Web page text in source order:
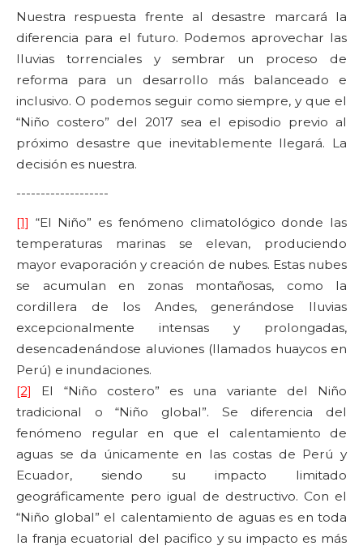
Nuestra respuesta frente al desastre marcará la
diferencia para el futuro. Podemos aprovechar las
lluvias torrenciales y sembrar un proceso de
reforma para un desarrollo más balanceado e
inclusivo. O podemos seguir como siempre, y que el
“Niño costero” del 2017 sea el episodio previo al
próximo desastre que inevitablemente llegará. La
decisión es nuestra.
-------------------
[1] “El Niño” es fenómeno climatológico donde las
temperaturas marinas se elevan, produciendo
mayor evaporación y creación de nubes. Estas nubes
se acumulan en zonas montañosas, como la
cordillera de los Andes, generándose lluvias
excepcionalmente intensas y prolongadas,
desencadenándose aluviones (llamados huaycos en
Perú) e inundaciones.
[2]
El “Niño costero” es una variante del Niño
tradicional o “Niño global”. Se diferencia del
fenómeno regular en que el calentamiento de
aguas se da únicamente en las costas de Perú y
Ecuador, siendo su impacto limitado
geográficamente pero igual de destructivo. Con el
“Niño global” el calentamiento de aguas es en toda
la franja ecuatorial del pacifico y su impacto es más